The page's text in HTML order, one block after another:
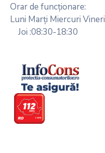
Juridice
Impozite,
Amenzi
Contact
Chestionar
Orar de funcționare:
Luni Marți Miercuri
Joi :08:30-18:30